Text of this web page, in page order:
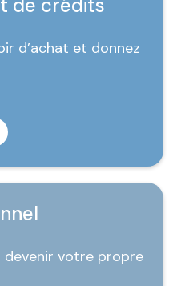
de crédits
d’achat et donnez
devenir votre propre